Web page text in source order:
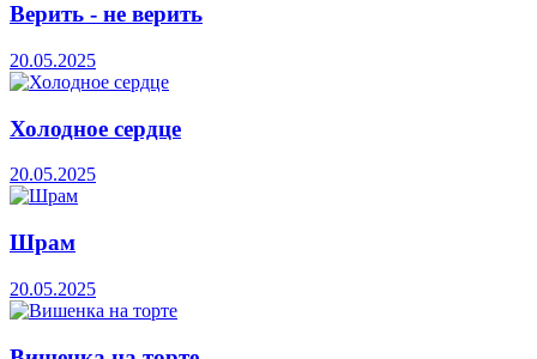
Верить - не верить
20.05.2025
Холодное сердце
20.05.2025
Шрам
20.05.2025